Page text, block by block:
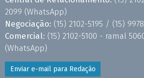
2099 (WhatsApp)
Negociação: (15) 2102-5195 / (15)
Comercial: (15) 2102-5100 - ramal
(WhatsApp)
Enviar e-mail para Redação